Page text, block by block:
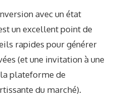
avec un état
un excellent point de
rapides pour générer
(et une invitation à une
plateforme de
du marché).